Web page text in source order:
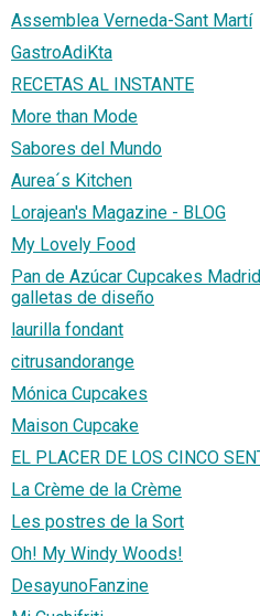
Assemblea Verneda-Sant Martí
GastroAdiKta
RECETAS AL INSTANTE
More than Mode
Sabores del Mundo
Aurea´s Kitchen
Lorajean's Magazine - BLOG
My Lovely Food
Pan de Azúcar Cupcakes
galletas de diseño
laurilla fondant
citrusandorange
Mónica Cupcakes
Maison Cupcake
EL PLACER DE LOS CINCO
La Crème de la Crème
Les postres de la Sort
Oh! My Windy Woods!
DesayunoFanzine